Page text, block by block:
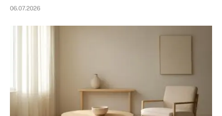
06.07.2026